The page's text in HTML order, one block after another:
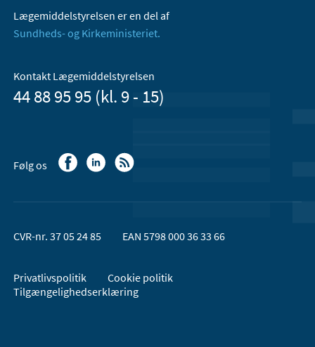
Lægemiddelstyrelsen er en del af
Sundheds- og Kirkeministeriet.
Kontakt Lægemiddelstyrelsen
44 88 95 95 (kl. 9 - 15)
Følg os
CVR-nr. 37 05 24 85 EAN 5798 000 36 33 66
Privatlivspolitik
Cookie politik
Tilgængelighedserklæring